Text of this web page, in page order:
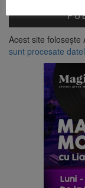
Acest site folosește
sunt procesate